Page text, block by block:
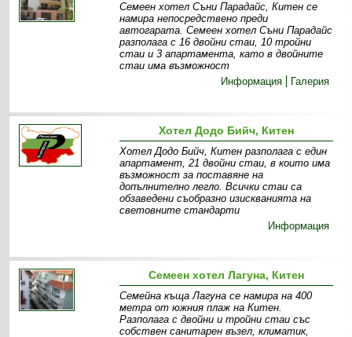
Семеен хотел Съни Парадайс, Китен се
намира непосредствено преди
автогарата. Семеен хотел Съни Парадайс
разполага с 16 двойни стаи, 10 тройни
стаи и 3 апартамента, като в двойните
стаи има възможност
Информация
Галерия
Хотел Додо Бийч, Китен
Хотел Додо Бийч, Китен разполага с един
апартамент, 21 двойни стаи, в които има
възможност за поставяне на
допълнително легло. Всички стаи са
обзаведени съобразно изискванията на
световните стандарти
Информация
Семеен хотел Лагуна, Китен
Семейна къща Лагуна се намира на 400
метра от южния плаж на Китен.
Разполага с двойни и тройни стаи със
собствен санитарен възел, климатик,